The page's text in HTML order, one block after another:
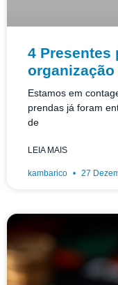
4 Presentes
organização
Estamos em
prendas já foram
de
LEIA MAIS
kambarico 27